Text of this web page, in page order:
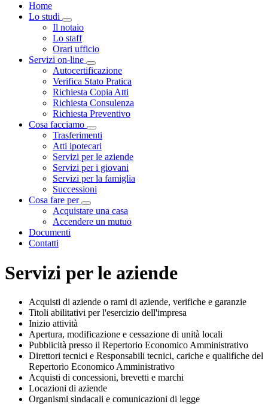
Home
Lo studi
Visualizza menù di secondo livello
Il notaio
Lo staff
Orari ufficio
Servizi on-line
Visualizza menù di secondo livello
Autocertificazione
Verifica Stato Pratica
Richiesta Copia Atti
Richiesta Consulenza
Richiesta Preventivo
Cosa facciamo
Visualizza menù di secondo livello
Trasferimenti
Atti ipotecari
Servizi per le aziende
Servizi per i giovani
Servizi per la famiglia
Successioni
Cosa fare per
Visualizza menù di secondo livello
Acquistare una casa
Accendere un mutuo
Documenti
Contatti
Servizi per le aziende
Acquisti di aziende o rami di aziende, verifiche e garanzie
Titoli abilitativi per l'esercizio dell'impresa
Inizio attività
Apertura, modificazione e cessazione di unità locali
Pubblicità presso il Repertorio Economico Amministrativo
Direttori tecnici e Responsabili tecnici, cariche e qualifiche del
Repertorio Economico Amministrativo
Acquisti di concessioni, brevetti e marchi
Locazioni di aziende
Organismi sindacali e comunicazioni di legge